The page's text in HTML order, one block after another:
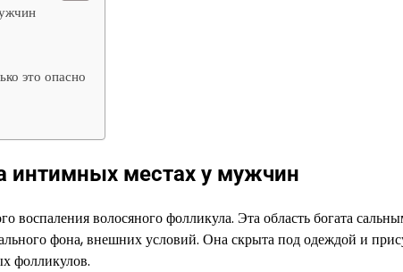
это опасно
интимных местах у мужчин
воспаления волосяного фолликула. Эта область богата
фона, внешних условий. Она скрыта под одеждой и
фолликулов.